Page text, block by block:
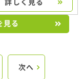
詳しく見る
見る
次へ